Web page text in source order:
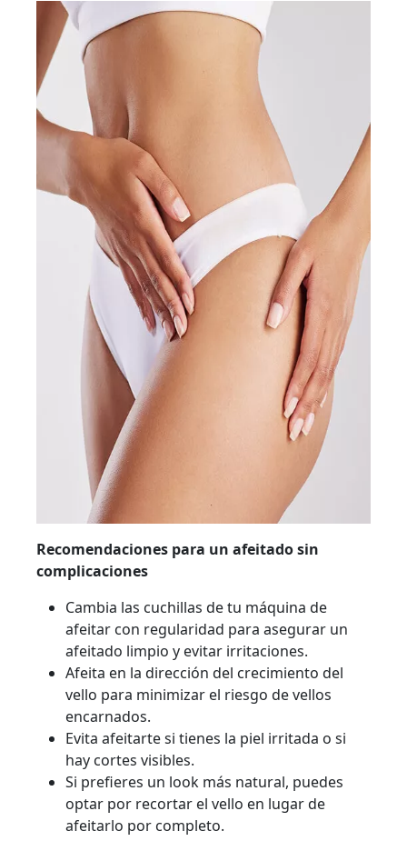
Recomendaciones para un afeitado sin
complicaciones
Cambia las cuchillas de tu máquina de
afeitar con regularidad para asegurar un
afeitado limpio y evitar irritaciones.
Afeita en la dirección del crecimiento del
vello para minimizar el riesgo de vellos
encarnados.
Evita afeitarte si tienes la piel irritada o si
hay cortes visibles.
Si prefieres un look más natural, puedes
optar por recortar el vello en lugar de
afeitarlo por completo.